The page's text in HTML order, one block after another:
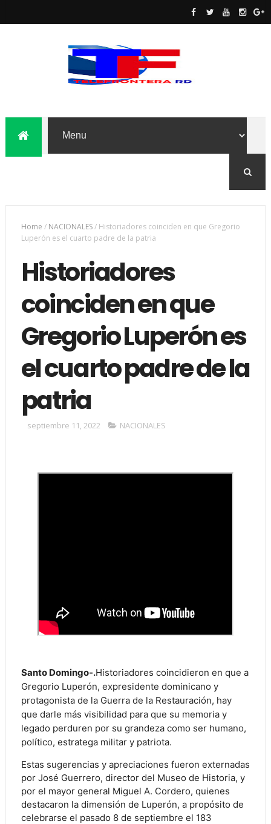
Home / NACIONALES/ Historiadores coinciden en que Gregorio
Luperón es el cuarto padre de la patria
Historiadores
coinciden en que
Gregorio Luperón es
el cuarto padre de la
patria
septiembre 11, 2022 NACIONALES
Santo Domingo-.Historiadores coincidieron en que a
Gregorio Luperón, expresidente dominicano y
protagonista de la Guerra de la Restauración, hay
que darle más visibilidad para que su memoria y
legado perduren por su grandeza como ser humano,
político, estratega militar y patriota.
Estas sugerencias y apreciaciones fueron externadas
por José Guerrero, director del Museo de Historia, y
por el mayor general Miguel A. Cordero, quienes
destacaron la dimensión de Luperón, a propósito de
celebrarse el pasado 8 de septiembre el 183